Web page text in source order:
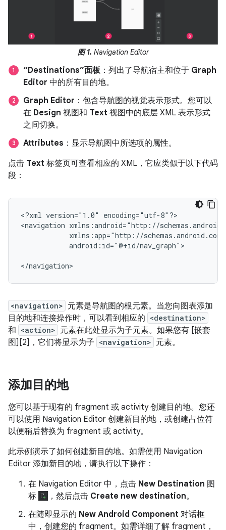
图 1. Navigation Editor
“Destinations”面板：列出了导航宿主和位于 Graph
Editor 中的所有目的地。
Graph Editor ：包含导航图的视觉表示形式。您可以
在 Design 视图和 Text 视图中的底层 XML 表示形式
之间切换。
Attributes ：显示导航图中所选项的属性。
点击 Text 标签页可查看相应的 XML，它应类似于以下代码
段：
<?xml version="1.0"
encoding="utf-8"?>
<navigation
android:id="@+id/nav_graph">
<navigation> 元素是导航图的根元素。当您向图表添加
目的地和连接操作时，可以看到相应的 <destination>
和 <action> 元素在此处显示为子元素。如果您有 [嵌套
图][2]，它们将显示为子 <navigation> 元素。
添加目的地
您可以基于现有的 fragment 或 activity 创建目的地。您还
可以使用 Navigation Editor 创建新目的地，或创建占位符
以便稍后替换为 fragment 或 activity。
此示例演示了如何创建新目的地。如需使用 Navigation
Editor 添加新目的地，请执行以下操作：
在 Navigation Editor 中，点击 New Destination 图
标
，然后点击 Create new destination。
在随即显示的 New Android Component 对话框
中，创建您的 fragment。如需详细了解 fragment，